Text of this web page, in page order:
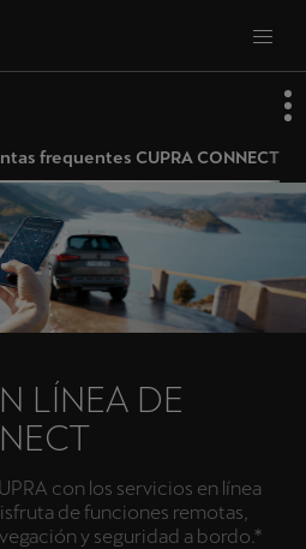
frequentes CUPRA CONNECT
LÍNEA DE
con los servicios en línea
de funciones remotas,
y seguridad a bordo.*